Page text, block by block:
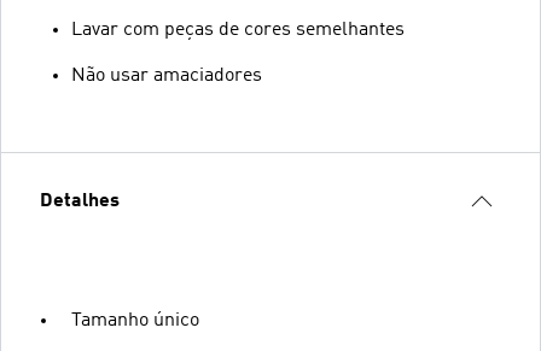
Lavar com peças de cores semelhantes
Não usar amaciadores
Detalhes
Tamanho único